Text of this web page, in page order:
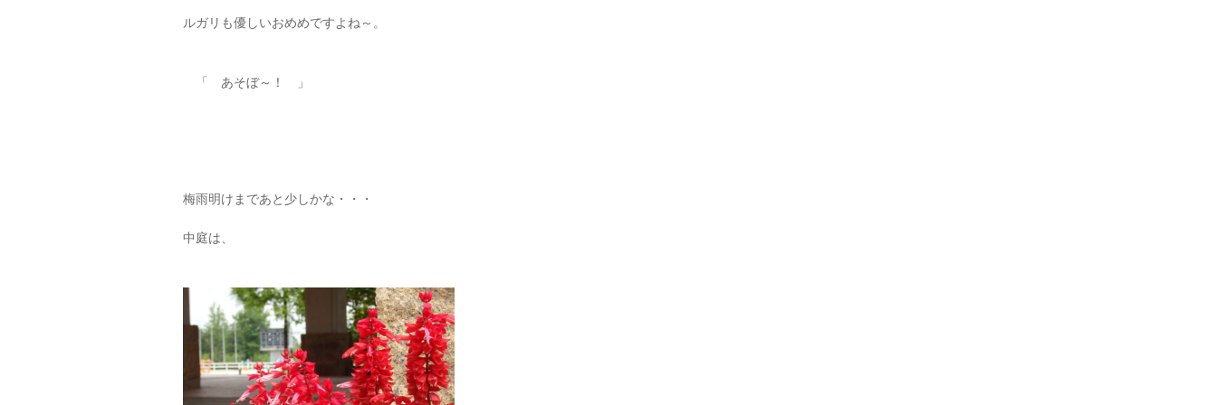
ルガリも優しいおめめですよね～。
「 あそぼ～！ 」
梅雨明けまであと少しかな・・・
中庭は、